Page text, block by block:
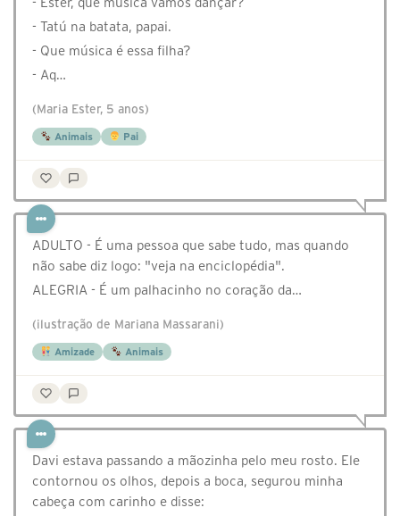
- Tatú na batata, papai.
- Que música é essa filha?
- Aq…
(Maria Ester, 5 anos)
Animais Pai
ADULTO - É uma pessoa que sabe tudo, mas quando
não sabe diz logo: "veja na enciclopédia".
ALEGRIA - É um palhacinho no coração da…
(ilustração de Mariana Massarani)
Amizade Animais
Davi estava passando a mãozinha pelo meu rosto. Ele
contornou os olhos, depois a boca, segurou minha
cabeça com carinho e disse: